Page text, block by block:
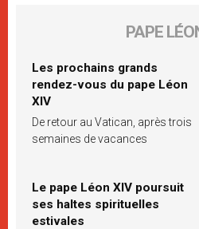
PAPE
Les prochains grands
rendez-vous du pape Léon
XIV
De retour au Vatican, après trois
semaines de vacances
Le pape Léon XIV poursuit
ses haltes spirituelles
estivales